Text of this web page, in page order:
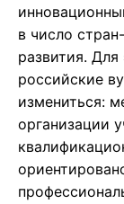
в число
развития.
российские
измениться:
организации